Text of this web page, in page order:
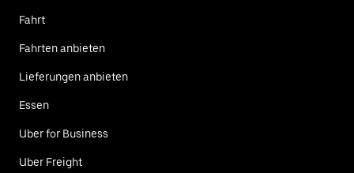
Fahrt
Fahrten anbieten
Lieferungen anbieten
Essen
Uber for Business
Uber Freight